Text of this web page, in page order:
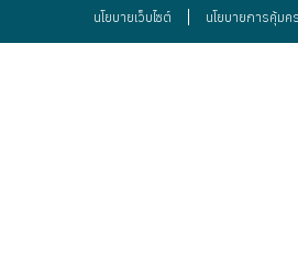
นโยบายเว็บไซต์
นโยบายการคุ้ม